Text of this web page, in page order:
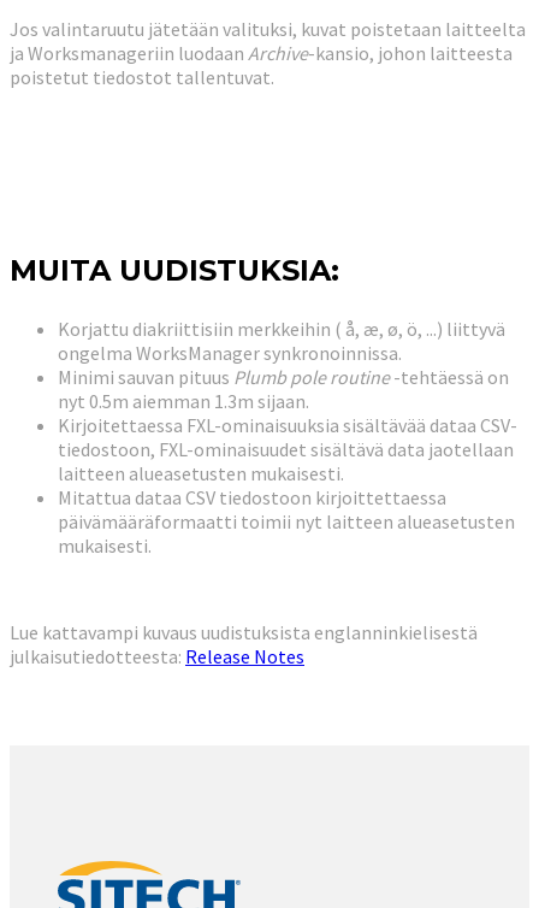
Jos valintaruutu jätetään valituksi, kuvat poistetaan laitteelta
ja Worksmanageriin luodaan Archive-kansio, johon laitteesta
poistetut tiedostot tallentuvat.
MUITA UUDISTUKSIA:
Korjattu diakriittisiin merkkeihin ( å, æ, ø, ö, ...) liittyvä
ongelma WorksManager synkronoinnissa.
Minimi sauvan pituus Plumb pole routine-tehtäessä on
nyt 0.5m aiemman 1.3m sijaan.
Kirjoitettaessa FXL-ominaisuuksia sisältävää dataa CSV-
tiedostoon, FXL-ominaisuudet sisältävä data jaotellaan
laitteen alueasetusten mukaisesti.
Mitattua dataa CSV tiedostoon kirjoittettaessa
päivämääräformaatti toimii nyt laitteen alueasetusten
mukaisesti.
Lue kattavampi kuvaus uudistuksista englanninkielisestä
julkaisutiedotteesta: Release Notes